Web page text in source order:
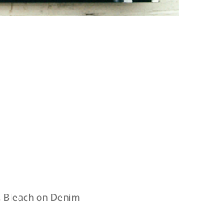
Bleach on Denim